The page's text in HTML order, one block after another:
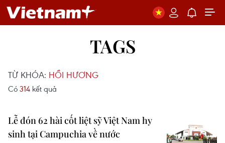
TAGS
TỪ KHÓA: HỒI HƯƠNG
Có 314 kết quả
Lễ đón 62 hài cốt liệt sỹ Việt Nam hy
sinh tại Campuchia về nước